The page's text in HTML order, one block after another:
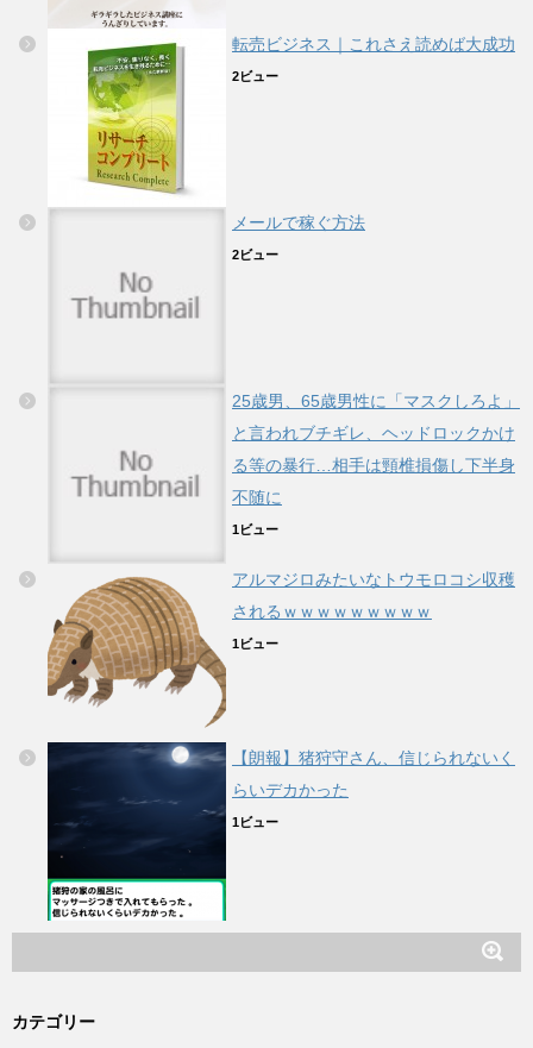
転売ビジネス｜これさえ読めば大成功
2ビュー
メールで稼ぐ方法
2ビュー
25歳男、65歳男性に「マスクしろよ」
と言われブチギレ、ヘッドロックかけ
る等の暴行…相手は頸椎損傷し下半身
不随に
1ビュー
アルマジロみたいなトウモロコシ収穫
されるｗｗｗｗｗｗｗｗｗ
1ビュー
【朗報】猪狩守さん、信じられないく
らいデカかった
1ビュー
カテゴリー